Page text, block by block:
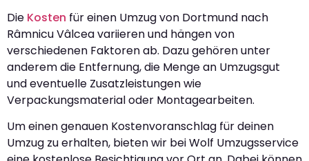
Die Kosten für einen Umzug von Dortmund nach
Râmnicu Vâlcea variieren und hängen von
verschiedenen Faktoren ab. Dazu gehören unter
anderem die Entfernung, die Menge an Umzugsgut
und eventuelle Zusatzleistungen wie
Verpackungsmaterial oder Montagearbeiten.
Um einen genauen Kostenvoranschlag für deinen
Umzug zu erhalten, bieten wir bei Wolf Umzugsservice